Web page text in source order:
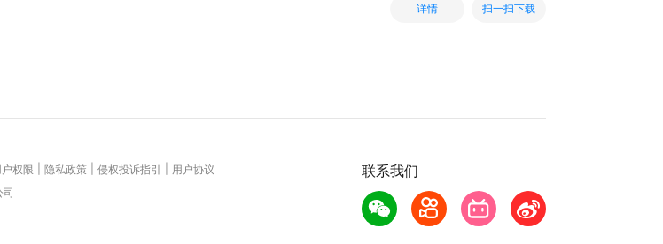
详情 扫一扫下载
联系我们
户权限 隐私政策 侵权投诉指引
用户协议